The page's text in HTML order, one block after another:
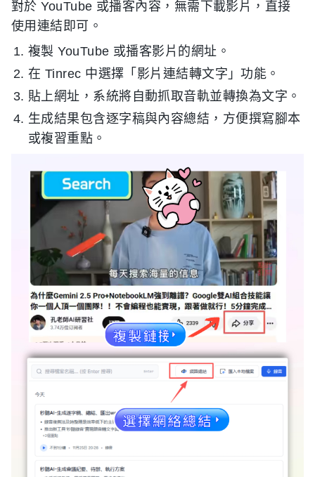
對於 YouTube 或播客內容，無需下載影片，直接
使用連結即可。
複製 YouTube 或播客影片的網址。
在 Tinrec 中選擇「影片連結轉文字」功能。
貼上網址，系統將自動抓取音軌並轉換為文字。
生成結果包含逐字稿與內容總結，方便撰寫腳本
或複習重點。